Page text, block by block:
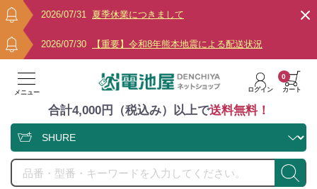
2026/07/31 夏季休業につきまして
2026/07/30 【重要】令和8年熊本地震による配送状況
メニュー ログイン カート
0
合計4,000円（税込み）以上で送料無料！